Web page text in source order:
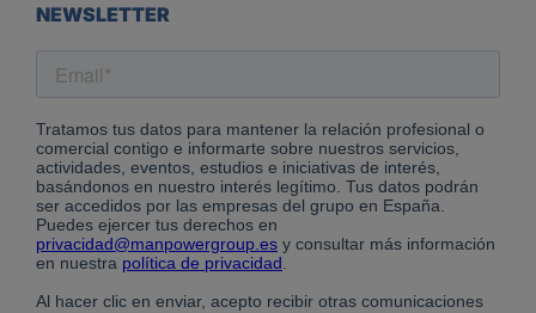
NEWSLETTER